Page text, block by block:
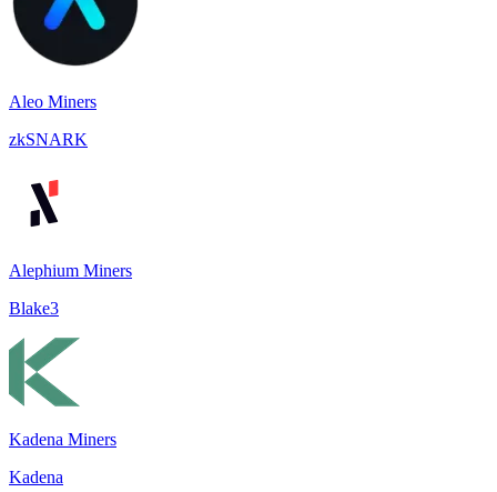
Aleo Miners
zkSNARK
Alephium Miners
Blake3
Kadena Miners
Kadena